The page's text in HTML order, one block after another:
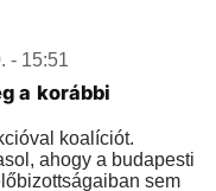
- 15:51
a korábbi
koalíciót.
ahogy a budapesti
sem